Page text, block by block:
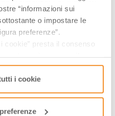
“informazioni sui
o impostare le
preferenze”.
cookie” presta il consenso
solo i cookie necessari” e
tecnici necessari al corretto
i cookie
Turismo Lento